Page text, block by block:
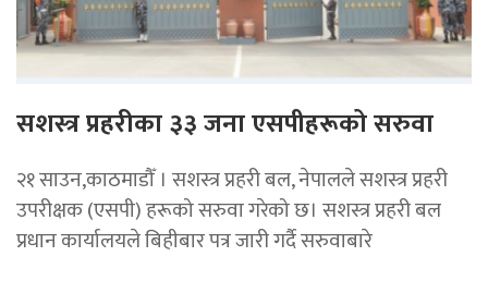
सशस्त्र प्रहरीका ३३ जना एसपीहरूको सरुवा
२१ साउन,काठमाडौँ । सशस्त्र प्रहरी बल, नेपालले सशस्त्र प्रहरी
उपरीक्षक (एसपी) हरूको सरुवा गरेको छ। सशस्त्र प्रहरी बल
प्रधान कार्यालयले बिहीबार पत्र जारी गर्दै सरुवाबारे